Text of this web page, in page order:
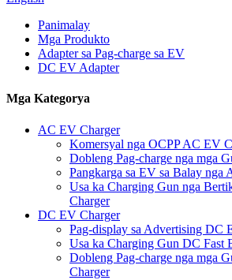
Panimalay
Mga Produkto
Adapter sa Pag-charge sa EV
DC EV Adapter
Mga Kategorya
AC EV Charger
Komersyal nga OCPP AC EV
Dobleng Pag-charge nga mga
Pangkarga sa EV sa Balay nga
Usa ka Charging Gun nga
Charger
DC EV Charger
Pag-display sa Advertising DC
Usa ka Charging Gun DC Fast
Dobleng Pag-charge nga mga
Charger